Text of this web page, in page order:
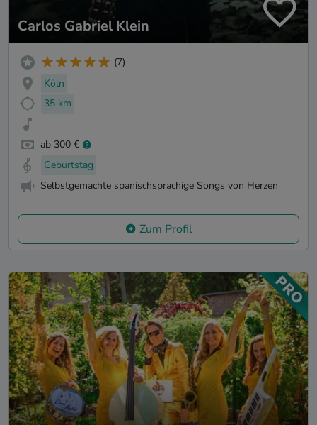
Carlos Gabriel Klein
(7)
Köln
35 km
ab 300 €
Geburtstag
Selbstgemachte spanischsprachige Songs von Herzen
Zum Profil